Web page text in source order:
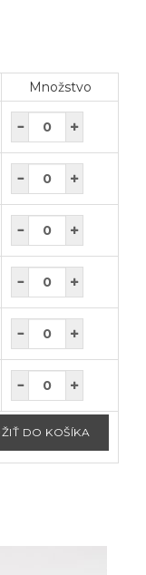
Množstvo